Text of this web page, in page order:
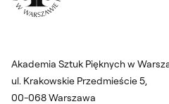
Akademia Sztuk Pięknych w
ul. Krakowskie Przedmieście 5,
00-068 Warszawa